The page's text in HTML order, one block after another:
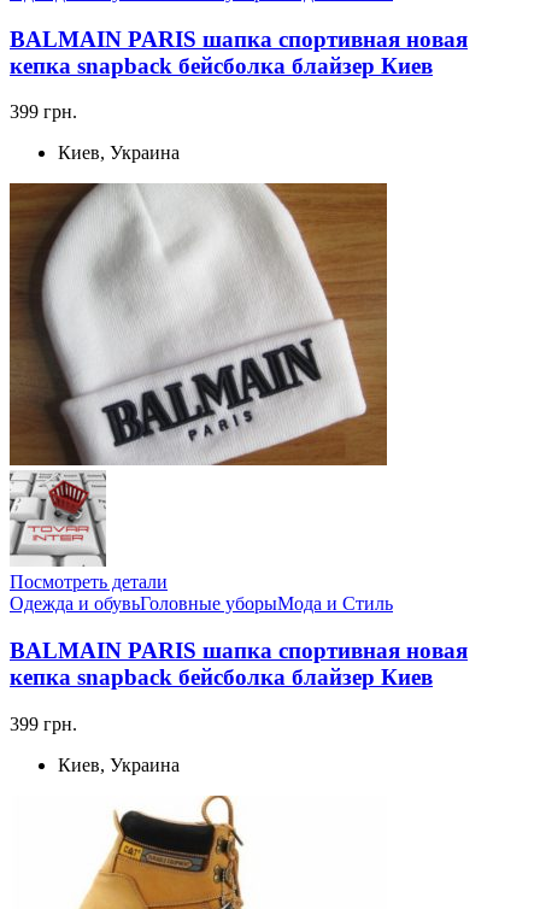
BALMAIN PARIS шапка спортивная новая
кепка snapback бейсболка блайзер Киев
399 грн.
Киев, Украина
Посмотреть детали
Одежда и обувьГоловные уборыМода и Стиль
BALMAIN PARIS шапка спортивная новая
кепка snapback бейсболка блайзер Киев
399 грн.
Киев, Украина